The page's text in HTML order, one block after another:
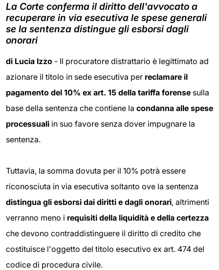
La Corte conferma il diritto dell'avvocato a
recuperare in via esecutiva le spese generali
se la sentenza distingue gli esborsi dagli
onorari
di Lucia Izzo - Il procuratore distrattario è legittimato ad
azionare il titolo in sede esecutiva per reclamare il
pagamento del 10% ex art. 15 della tariffa forense sulla
base della sentenza che contiene la condanna alle spese
processuali in suo favore senza dover impugnare la
sentenza.
Tuttavia, la somma dovuta per il 10% potrà essere
riconosciuta in via esecutiva soltanto ove la sentenza
distingua gli esborsi dai diritti e dagli onorari, altrimenti
verranno meno i requisiti della liquidità e della certezza
che devono contraddistinguere il diritto di credito che
costituisce l'oggetto del titolo esecutivo ex art. 474 del
codice di procedura civile.